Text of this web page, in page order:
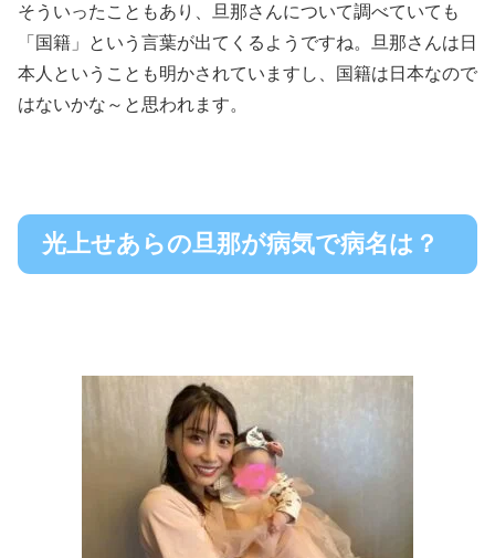
そういったこともあり、旦那さんについて調べていても
「国籍」という言葉が出てくるようですね。旦那さんは日
本人ということも明かされていますし、国籍は日本なので
はないかな～と思われます。
光上せあらの旦那が病気で病名は？